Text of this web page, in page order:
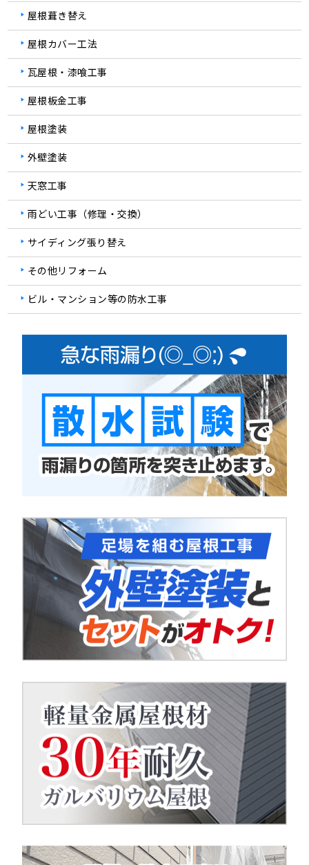
屋根葺き替え
屋根カバー工法
瓦屋根・漆喰工事
屋根板金工事
屋根塗装
外壁塗装
天窓工事
雨どい工事（修理・交換）
サイディング張り替え
その他リフォーム
ビル・マンション等の防水工事